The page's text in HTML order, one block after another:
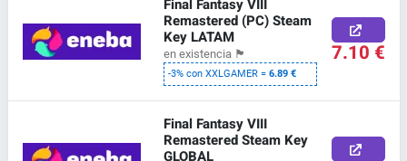
Final Fantasy VIII
Remastered (PC) Steam
Key LATAM
en existencia 🏴
-3% con XXLGAMER =6.89 €
7.10 €
Final Fantasy VIII
Remastered Steam Key
GLOBAL